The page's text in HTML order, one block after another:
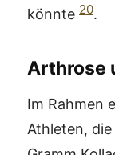
könnte 20.
Arthrose
Im Rahmen
Athleten,